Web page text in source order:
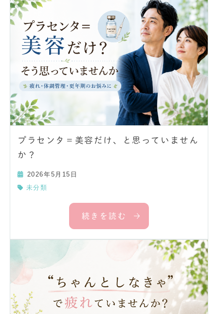
プラセンタ＝美容だけ、と思っていません
か？
2026年5月15日
未分類
続きを読む